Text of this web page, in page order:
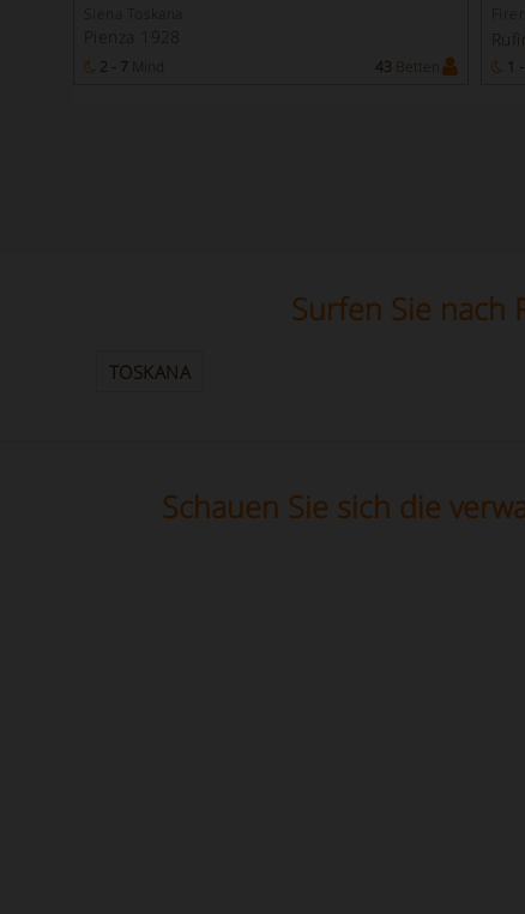
Siena Toskana
Pienza 1928
2 - 7 Mind 43 Betten 1 -
Surfen Sie nach
TOSKANA
Schauen Sie sich die